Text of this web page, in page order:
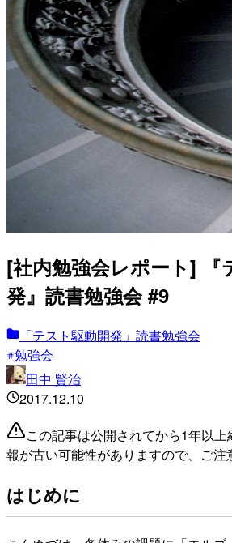
[社内勉強会レポート] 『
発』読書勉強会 #9
「テスト駆動開発」読書勉強会
勉強会
田中 賢治
2017.12.10
この記事は公開されてから1年以
報が古い可能性がありますので、ご注
はじめに